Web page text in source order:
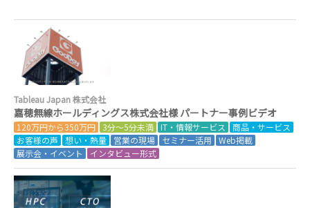
Tableau Japan 株式会社
嘉穂無線ホールディングス株式会社様 パートナー事例ビデオ
120万円から350万円 3分～5分未満 IT・情報サービス
商品・サービス
お客様の声
想い・熱量 営業の現場 セミナー活用
Web掲載
展示会・イベント
インタビュー形式